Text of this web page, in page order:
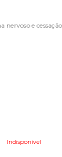
Indisponível